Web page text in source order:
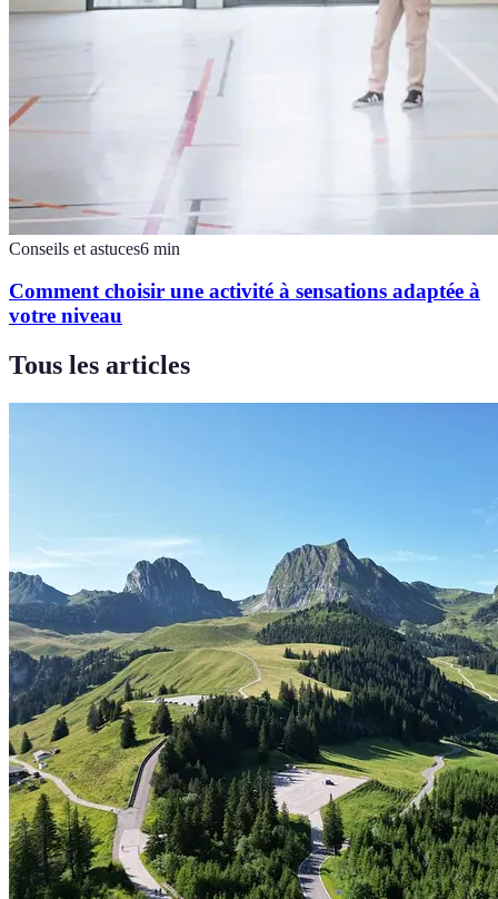
Conseils et astuces6 min
Comment choisir une activité à sensations adaptée à
votre niveau
Tous les articles